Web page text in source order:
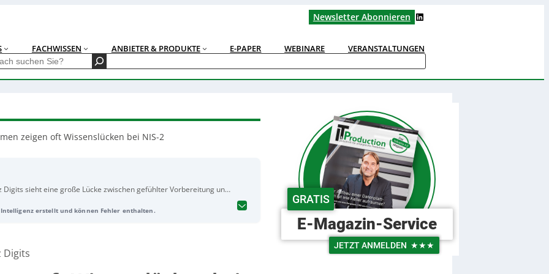
Newsletter Abonnieren LinkedIn
FACHWISSEN ANBIETER & PRODUKTE E-PAPER WEBINARE VERANSTALTUNGEN
zeigen oft Wissenslücken bei NIS-2
Digits sieht eine große Lücke zwischen gefühlter Vorbereitung und
17 % des IT-Etats, Maßnahmen bleiben laut Studie aber häufig
92 %. Gleichzeitig fühlen sich Unternehmen von Behörden
Schutz durch politische/administrative Maßnahmen. In
mehr als die Hälfte auch Befugnisse für private Akteure. KI wird
erstellt und können Fehler enthalten.
Digits
GRATIS
E-Magazin-Service
JETZT ANMELDEN ★★★